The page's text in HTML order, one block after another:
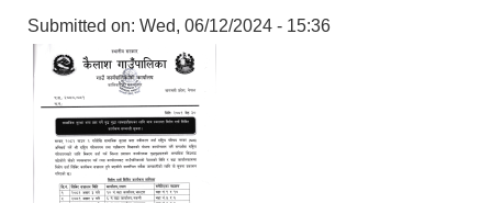
Submitted on: Wed, 06/12/2024 - 15:36